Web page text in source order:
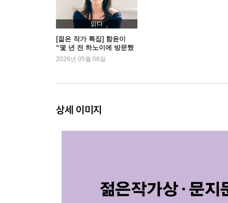
읽다
[젊은 작가 특집] 함윤이
“몇 년 전 하노이에 방문했
을 때의 일입니다” | 예스24
2026년 05월 06일
상세 이미지